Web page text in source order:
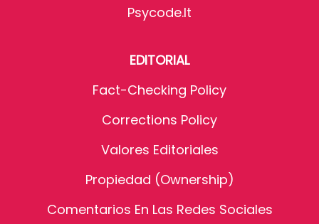
Psycode.it
EDITORIAL
Fact-Checking Policy
Corrections Policy
Valores Editoriales
Propiedad (Ownership)
Comentarios En Las Redes Sociales